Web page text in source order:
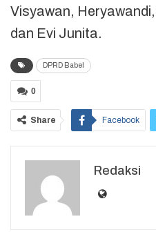
Visyawan,
dan Evi Junita.
DPRD Babel
0
Share Facebook
Redaksi